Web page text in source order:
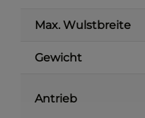
Max. Wulstbreite
Gewicht
Antrieb